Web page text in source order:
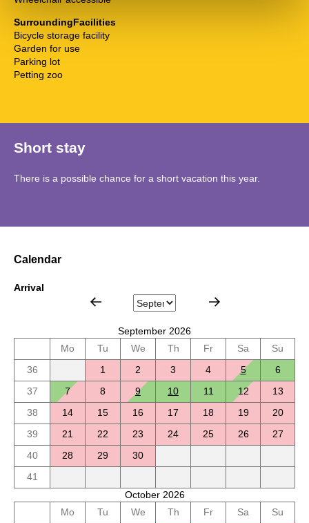
SurroundingFacilities
Bicycle storage facility
Garden for use
Parking lot
Petting zoo
Short stay
There is a possible chance for a short vacation this year.
Calendar
Arrival
September 2026
Mo
Tu We Th Fr Sa
Su
36
1 2 3 4 5
6
37
7 8 9 10 11 12
13
38
14 15 16 17 18 19
20
39
21 22 23 24 25 26
27
40
28 29
30
41
October 2026
Mo
Tu We Th Fr Sa
Su